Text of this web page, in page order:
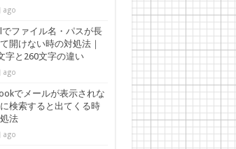
ago
でファイル名・パスが長
開けない時の対処法｜
字と260文字の違い
ago
でメールが表示されな
検索すると出てくる時
法
ago